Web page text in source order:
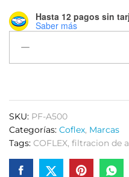
Hasta 12 pagos sin
Saber más
p/ice-
maker
Coflex
quantity
SKU: PF-A500
Categorías: Coflex, Marcas
Tags: COFLEX, filtracion de